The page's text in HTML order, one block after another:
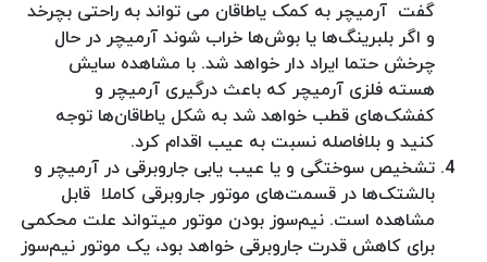
گفت آرمیچر به کمک یاطاقان‌ می تواند به راحتی بچرخد
و اگر بلبرینگ‌ها یا بوش‌ها خراب شوند آرمیچر در حال
چرخش حتما ایراد دار خواهد شد. با مشاهده سایش
هسته فلزی آرمیچر که باعث درگیری آرمیچر و
کفشک‌های قطب خواهد شد به شکل یاطاقان‌ها توجه
کنید و بلافاصله نسبت به عیب اقدام کرد.
تشخیص سوختگی و یا عیب یابی جاروبرقی در آرمیچر و
بالشتک‌ها در قسمت‌های موتور‌ جاروبرقی کاملا قابل
مشاهده است. نیم‌سوز بودن موتور میتواند علت محکمی
برای کاهش قدرت جاروبرقی خواهد بود، یک موتور نیم‌سوز